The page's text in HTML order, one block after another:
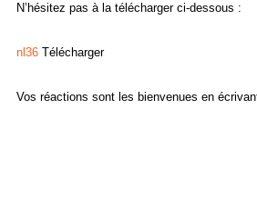
N’hésitez pas à la télécharger ci-dessous :
nl36 Télécharger
Vos réactions sont les bienvenues en